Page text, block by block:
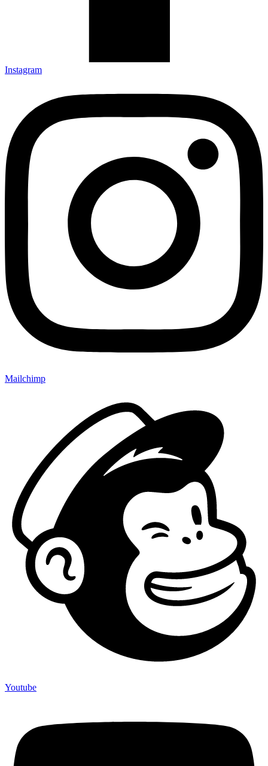
Instagram
Mailchimp
Youtube